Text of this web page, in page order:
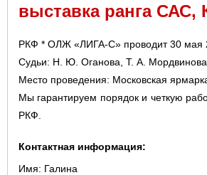
выставка ранга САС,
РКФ * ОЛЖ «ЛИГА-С» проводит 30 мая
Судьи: Н. Ю. Оганова, Т. А. Мордвинова.
Место проведения: Московская
Мы гарантируем порядок и четкую
РКФ.
Контактная информация:
Имя: Галина